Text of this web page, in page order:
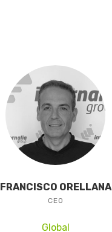
FRANCISCO ORELLANA
CEO
Global